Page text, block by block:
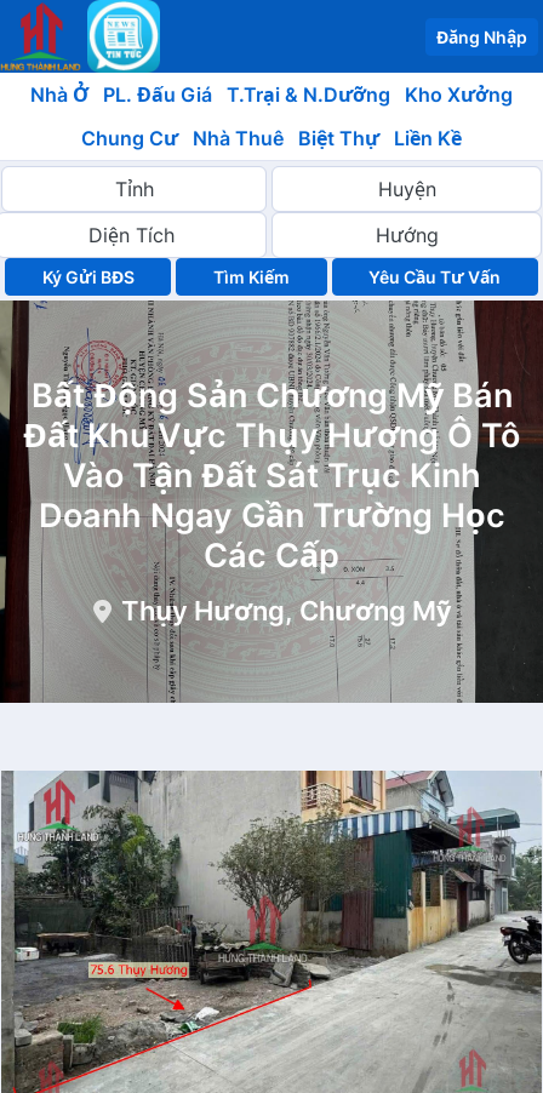
Đăng Nhập
Nhà Ở PL. Đấu Giá T.Trại & N.Dưỡng
Kho Xưởng
Chung Cư
Nhà Thuê Biệt Thự Liền Kề
Ký Gửi BĐS Yêu Cầu Tư Vấn
Bất Động Sản Chương Mỹ Bán
Đất Khu Vực Thụy Hương Ô Tô
Vào Tận Đất Sát Trục Kinh
Doanh Ngay Gần Trường Học
Các Cấp
Thụy Hương, Chương Mỹ